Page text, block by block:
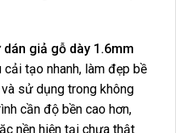
giả gỗ dày 1.6mm
tạo nhanh, làm đẹp bề
sử dụng trong không
cần độ bền cao hơn,
nền hiện tại chưa thật